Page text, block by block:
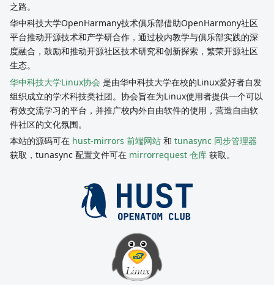
之路。
华中科技大学OpenHarmany技术俱乐部借助OpenHarmony社区
平台推动开源技术和产学研合作，通过校内教学与俱乐部实践的深
度融合，鼓励和推动开源社区技术研究和创新探索，繁荣开源社区
生态。
华中科技大学Linux协会 是由华中科技大学在校的Linux爱好者自发
组织成立的学术科技类社团。协会旨在为Linux使用者提供一个可以
有效交流学习的平台，并推广校内外自由软件的使用，营造自由软
件社区的文化氛围。
本站的源码可在 hust-mirrors 前端网站 和 tunasync 同步管理器
获取，tunasync 配置文件可在 mirrorrequest 仓库 获取。